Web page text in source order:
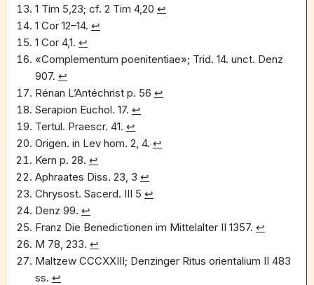
1 Tim 5,23; cf. 2 Tim 4,20 ↩︎
1 Cor 12–14. ↩︎
1 Cor 4,1. ↩︎
«Complementum poenitentiae»; Trid. 14. unct. Denz
907. ↩︎
Rénan L’Antéchrist p. 56 ↩︎
Serapion Euchol. 17. ↩︎
Tertul. Praescr. 41. ↩︎
Origen. in Lev hom. 2, 4. ↩︎
Kern p. 28. ↩︎
Aphraates Diss. 23, 3 ↩︎
Chrysost. Sacerd. III 5 ↩︎
Denz 99. ↩︎
Franz Die Benedictionen im Mittelalter II 1357. ↩︎
M 78, 233. ↩︎
Maltzew CCCXXIII; Denzinger Ritus orientalium II 483
ss. ↩︎